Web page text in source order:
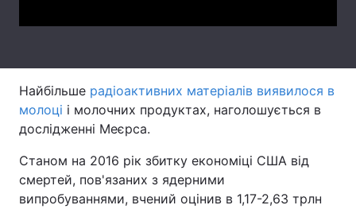
Найбільше радіоактивних матеріалів виявилося в
молоці і молочних продуктах, наголошується в
дослідженні Меєрса.
Станом на 2016 рік збитку економіці США від
смертей, пов'язаних з ядерними
випробуваннями, вчений оцінив в 1,17-2,63 трлн